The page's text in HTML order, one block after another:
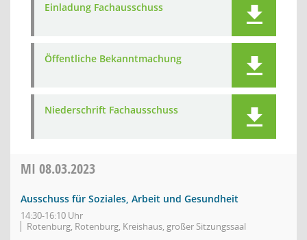
Einladung Fachausschuss
Öffentliche Bekanntmachung
Niederschrift Fachausschuss
MI 08.03.2023
Ausschuss für Soziales, Arbeit und Gesundheit
14:30-16:10 Uhr
Rotenburg, Rotenburg, Kreishaus, großer Sitzungssaal